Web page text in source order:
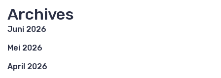
Archives
Juni 2026
Mei 2026
April 2026